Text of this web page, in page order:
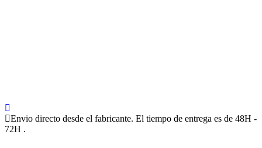
Envio directo desde el fabricante. El tiempo de entrega es de 48H -
72H .